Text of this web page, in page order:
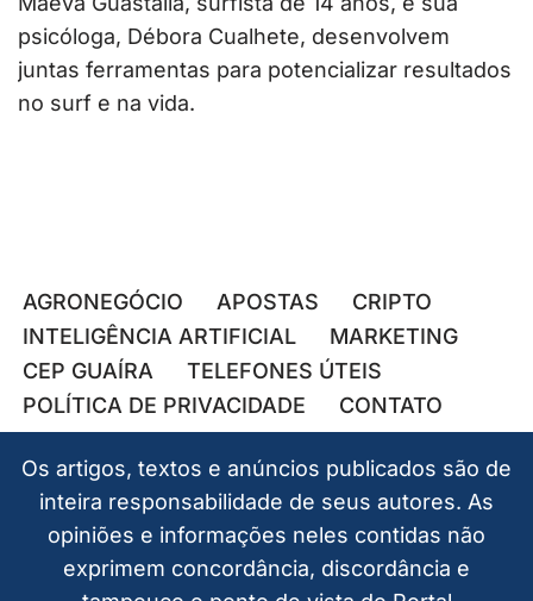
psicóloga, Débora Cualhete, desenvolvem
juntas ferramentas para potencializar resultados
no surf e na vida.
AGRONEGÓCIO APOSTAS
CRIPTO
INTELIGÊNCIA ARTIFICIAL
MARKETING
CEP GUAÍRA
TELEFONES ÚTEIS
POLÍTICA DE PRIVACIDADE
CONTATO
Os artigos, textos e anúncios publicados são de
inteira responsabilidade de seus autores. As
opiniões e informações neles contidas não
exprimem concordância, discordância e